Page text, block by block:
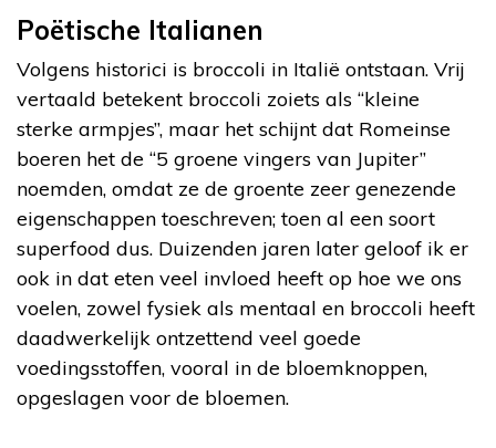
Poëtische Italianen
Volgens historici is broccoli in Italië ontstaan. Vrij
vertaald betekent broccoli zoiets als “kleine
sterke armpjes”, maar het schijnt dat Romeinse
boeren het de “5 groene vingers van Jupiter”
noemden, omdat ze de groente zeer genezende
eigenschappen toeschreven; toen al een soort
superfood dus. Duizenden jaren later geloof ik er
ook in dat eten veel invloed heeft op hoe we ons
voelen, zowel fysiek als mentaal en broccoli heeft
daadwerkelijk ontzettend veel goede
voedingsstoffen, vooral in de bloemknoppen,
opgeslagen voor de bloemen.